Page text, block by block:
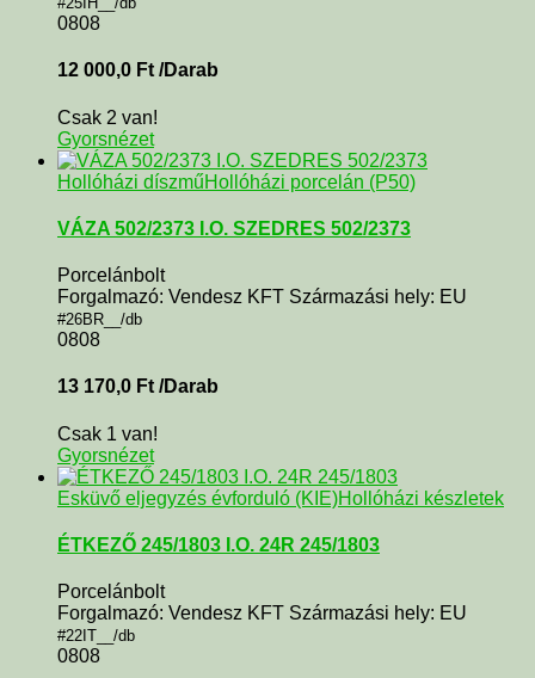
0808
12 000,0 Ft /Darab
Csak 2 van!
Gyorsnézet
Hollóházi díszműHollóházi porcelán (P50)
VÁZA 502/2373 I.O. SZEDRES 502/2373
Porcelánbolt
Forgalmazó: Vendesz KFT Származási hely: EU
#26BR__/db
0808
13 170,0 Ft /Darab
Csak 1 van!
Gyorsnézet
Esküvő eljegyzés évforduló (KIE)Hollóházi készletek
ÉTKEZŐ 245/1803 I.O. 24R 245/1803
Porcelánbolt
Forgalmazó: Vendesz KFT Származási hely: EU
#22IT__/db
0808